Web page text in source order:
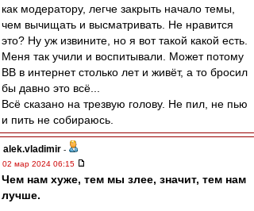
как модератору, легче закрыть начало темы,
чем вычищать и высматривать. Не нравится
это? Ну уж извините, но я вот такой какой есть.
Меня так учили и воспитывали. Может потому
ВВ в интернет столько лет и живёт, а то бросил
бы давно это всё...
Всё сказано на трезвую голову. Не пил, не пью
и пить не собираюсь.
alek.vladimir -
02 мар 2024 06:15
Чем нам хуже, тем мы злее, значит, тем нам
лучше.